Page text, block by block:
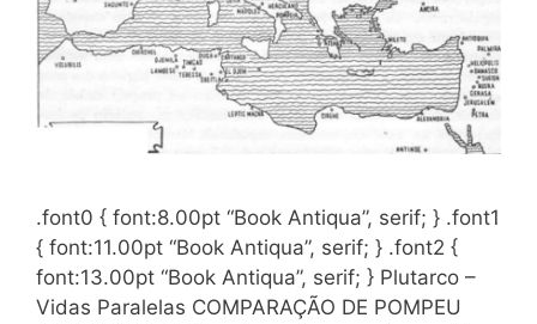
.font0 { font:8.00pt “Book Antiqua”, serif; } .font1
{ font:11.00pt “Book Antiqua”, serif; } .font2 {
font:13.00pt “Book Antiqua”, serif; } Plutarco –
Vidas Paralelas COMPARAÇÃO DE POMPEU